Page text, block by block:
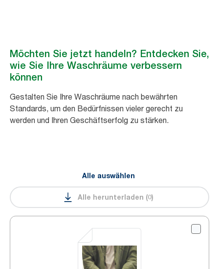
Möchten Sie jetzt handeln? Entdecken Sie,
wie Sie Ihre Waschräume verbessern
können
Gestalten Sie Ihre Waschräume nach bewährten
Standards, um den Bedürfnissen vieler gerecht zu
werden und Ihren Geschäftserfolg zu stärken.
Alle auswählen
Alle herunterladen (0)